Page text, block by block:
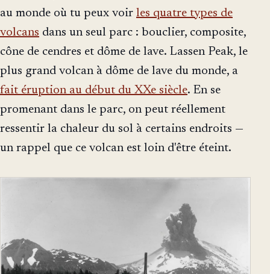
au monde où tu peux voir les quatre types de
volcans dans un seul parc : bouclier, composite,
cône de cendres et dôme de lave. Lassen Peak, le
plus grand volcan à dôme de lave du monde, a
fait éruption au début du XXe siècle. En se
promenant dans le parc, on peut réellement
ressentir la chaleur du sol à certains endroits —
un rappel que ce volcan est loin d'être éteint.